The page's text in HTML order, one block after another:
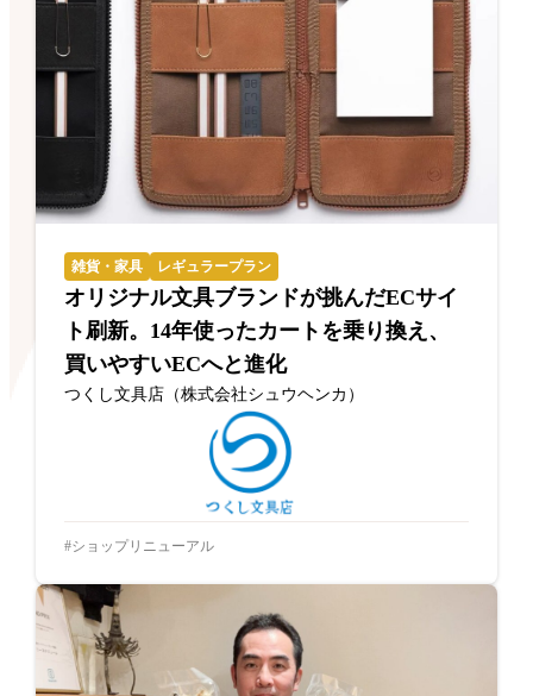
雑貨・家具 レギュラープラン
オリジナル文具ブランドが挑んだECサイ
ト刷新。14年使ったカートを乗り換え、
買いやすいECへと進化
つくし文具店（株式会社シュウヘンカ）
ショップリニューアル